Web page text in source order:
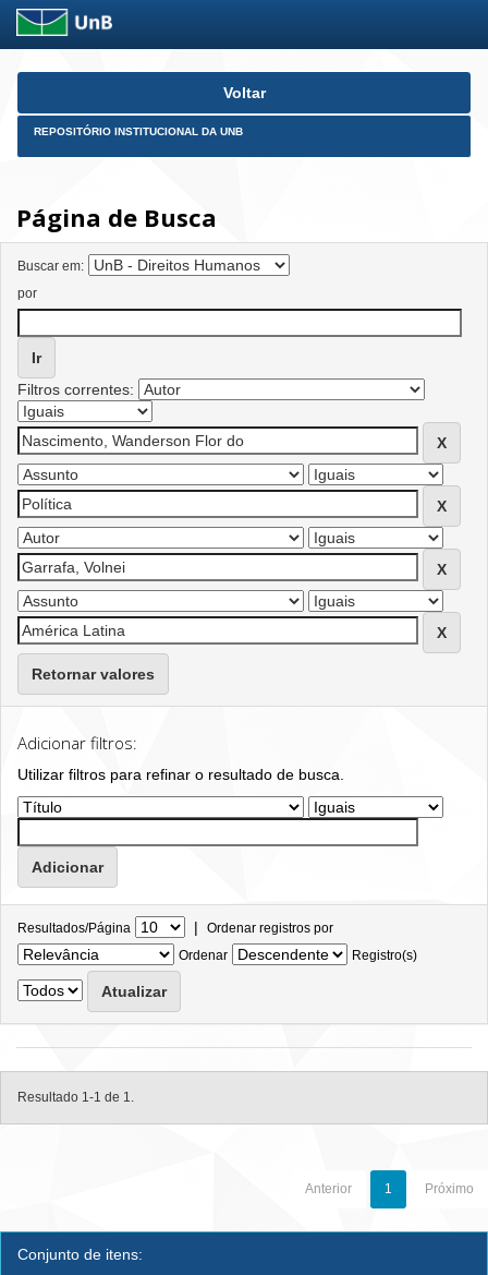
Skip
Voltar
REPOSITÓRIO INSTITUCIONAL DA UNB
Página de Busca
Buscar em:
por
Filtros correntes:
Retornar valores
Adicionar filtros:
Utilizar filtros para refinar o resultado de busca.
Resultados/Página | Ordenar registros por
Ordenar
Registro(s)
Resultado 1-1 de 1.
Anterior 1 Próximo
Conjunto de itens: